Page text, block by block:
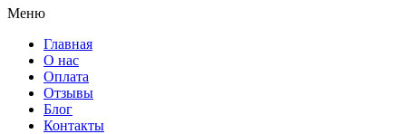
Меню
Главная
О нас
Оплата
Отзывы
Блог
Контакты